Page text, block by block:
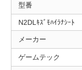
型番
N2DLｷｽﾞﾓﾊｲﾗﾅｼｰﾄ
メーカー
ゲームテック